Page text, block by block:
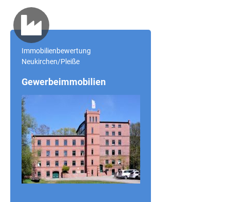
Immobilienbewertung
Neukirchen/Pleiße
Gewerbeimmobilien